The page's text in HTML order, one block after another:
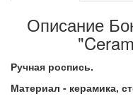
Описание
Ручная роспись.
Материал - керамика,